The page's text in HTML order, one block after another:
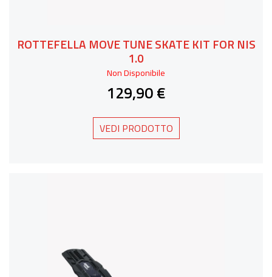
ROTTEFELLA MOVE TUNE SKATE KIT FOR NIS
1.0
Non Disponibile
129,90 €
VEDI PRODOTTO